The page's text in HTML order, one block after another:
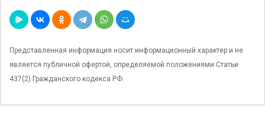
Представленная информация носит информационный характер и не
является публичной офертой, определяемой положениями Статьи
437(2) Гражданского кодекса РФ.